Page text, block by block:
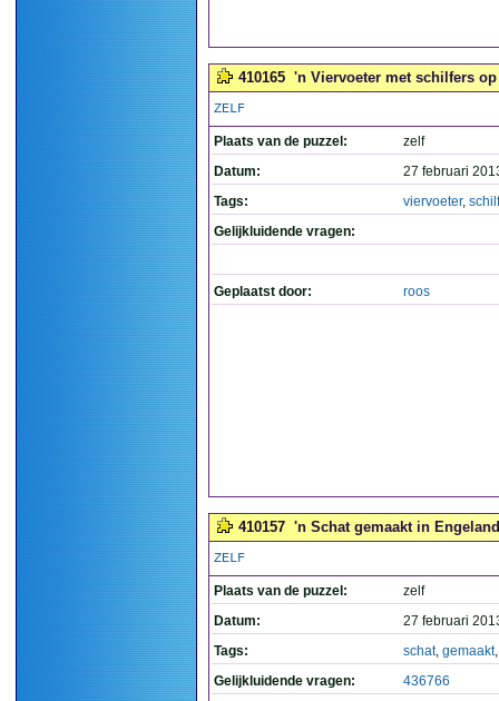
410165 'n Viervoeter met schilfers
ZELF
Plaats van de puzzel:
zelf
Datum:
27 februari
Tags:
viervoeter,
Gelijkluidende vragen:
Geplaatst door: roos
410157 'n Schat gemaakt in
ZELF
Plaats van de puzzel:
zelf
Datum:
27 februari
Tags:
schat, gemaakt
Gelijkluidende vragen:
436766